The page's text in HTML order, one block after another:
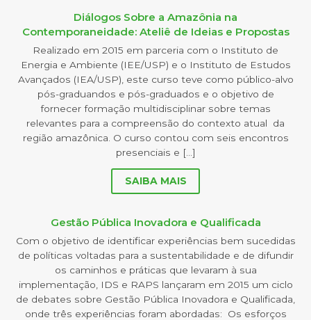
Diálogos Sobre a Amazônia na
Contemporaneidade: Ateliê de Ideias e Propostas
Realizado em 2015 em parceria com o Instituto de
Energia e Ambiente (IEE/USP) e o Instituto de Estudos
Avançados (IEA/USP), este curso teve como público-alvo
pós-graduandos e pós-graduados e o objetivo de
fornecer formação multidisciplinar sobre temas
relevantes para a compreensão do contexto atual da
região amazônica. O curso contou com seis encontros
presenciais e […]
SAIBA MAIS
Gestão Pública Inovadora e Qualificada
Com o objetivo de identificar experiências bem sucedidas
de políticas voltadas para a sustentabilidade e de difundir
os caminhos e práticas que levaram à sua
implementação, IDS e RAPS lançaram em 2015 um ciclo
de debates sobre Gestão Pública Inovadora e Qualificada,
onde três experiências foram abordadas: Os esforços